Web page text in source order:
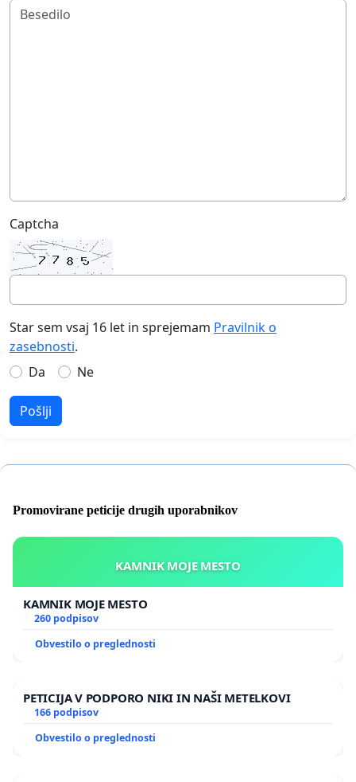
Captcha
Star sem vsaj 16 let in sprejemam Pravilnik o
zasebnosti.
Da
Ne
Pošlji
Promovirane peticije drugih uporabnikov
KAMNIK MOJE MESTO
KAMNIK MOJE MESTO
260 podpisov
Obvestilo o preglednosti
PETICIJA V PODPORO NIKI IN NAŠI METELKOVI
166 podpisov
Obvestilo o preglednosti